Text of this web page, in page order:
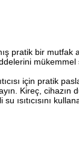
pratik bir mutfak
için pratik
Kireç, cihazın
ısıtıcısını